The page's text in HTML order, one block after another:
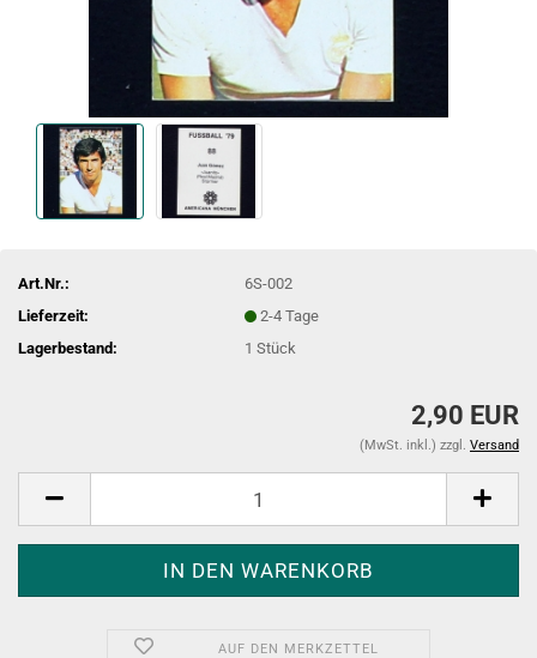
Art.Nr.:
6S-002
Lieferzeit:
2-4 Tage
Lagerbestand:
1Stück
2,90 EUR
(MwSt. inkl.) zzgl. Versand
AUF DEN MERKZETTEL